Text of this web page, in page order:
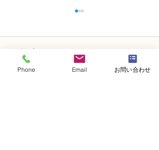
コメント
Phone Email お問い合わせ